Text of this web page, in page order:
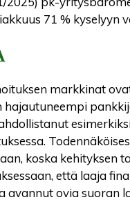
71 % kyselyyn
markkinat
koska kehityksen
että laaja
ovia suoran